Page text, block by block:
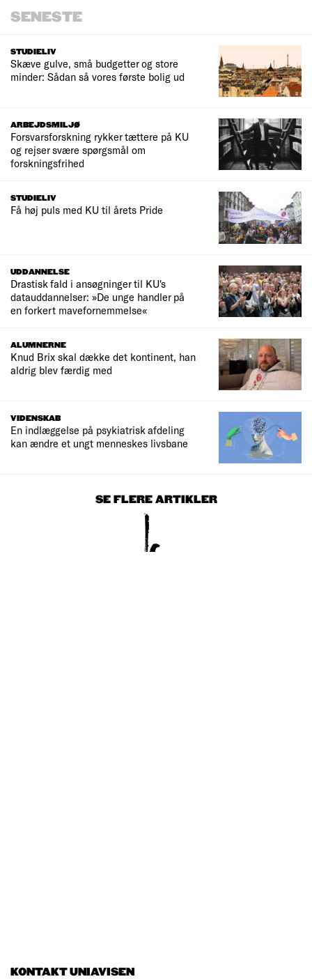
SENESTE
STUDIELIV
Skæve gulve, små budgetter og store
minder: Sådan så vores første bolig ud
ARBEJDSMILJØ
Forsvarsforskning rykker tættere på KU
og rejser svære spørgsmål om
forskningsfrihed
STUDIELIV
Få høj puls med KU til årets Pride
UDDANNELSE
Drastisk fald i ansøgninger til KU's
datauddannelser: »De unge handler på
en forkert mavefornemmelse«
ALUMNERNE
Knud Brix skal dække det kontinent, han
aldrig blev færdig med
VIDENSKAB
En indlæggelse på psykiatrisk afdeling
kan ændre et ungt menneskes livsbane
SE FLERE ARTIKLER
KONTAKT UNIAVISEN